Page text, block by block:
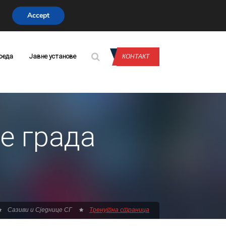
Јавне установе КОНТАКТ
града
Сазиви и Сједнице СГ Тренутна страница
Accept